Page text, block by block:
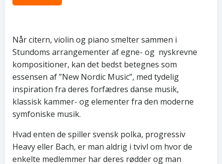
Når citern, violin og piano smelter sammen i
Stundoms arrangementer af egne- og nyskrevne
kompositioner, kan det bedst betegnes som
essensen af ”New Nordic Music”, med tydelig
inspiration fra deres forfædres danse musik,
klassisk kammer- og elementer fra den moderne
symfoniske musik.
Hvad enten de spiller svensk polka, progressiv
Heavy eller Bach, er man aldrig i tvivl om hvor de
enkelte medlemmer har deres rødder og man